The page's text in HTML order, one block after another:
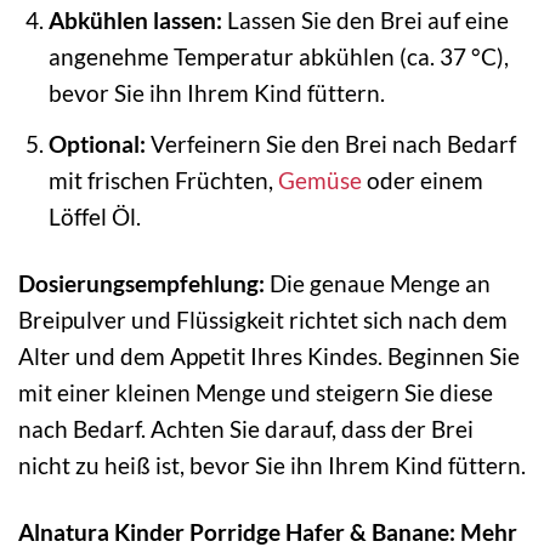
Abkühlen lassen: Lassen Sie den Brei auf eine
angenehme Temperatur abkühlen (ca. 37 °C),
bevor Sie ihn Ihrem Kind füttern.
Optional: Verfeinern Sie den Brei nach Bedarf
mit frischen Früchten, Gemüseoder einem
Löffel Öl.
Dosierungsempfehlung: Die genaue Menge an
Breipulver und Flüssigkeit richtet sich nach dem
Alter und dem Appetit Ihres Kindes. Beginnen Sie
mit einer kleinen Menge und steigern Sie diese
nach Bedarf. Achten Sie darauf, dass der Brei
nicht zu heiß ist, bevor Sie ihn Ihrem Kind füttern.
Alnatura Kinder Porridge Hafer & Banane: Mehr